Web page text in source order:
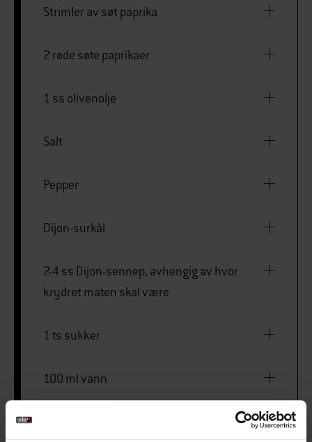
Strimler av søt paprika
2 røde søte paprikaer
1 ss olivenolje
Salt
Pepper
Dijon-surkål
2-4 ss Dijon-sennep, avhengig av hvor
krydret maten skal være
1 ts sukker
100 ml vann